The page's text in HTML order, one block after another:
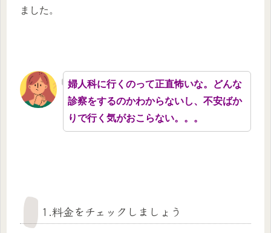
ました。
婦人科に行くのって正直怖いな。どんな
診察をするのかわからないし、不安ばか
りで行く気がおこらない。。。
1.料金をチェックしましょう